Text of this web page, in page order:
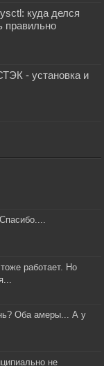
куда делся
правильно
- установка и
работает. Но
Оба амеры... А у
не